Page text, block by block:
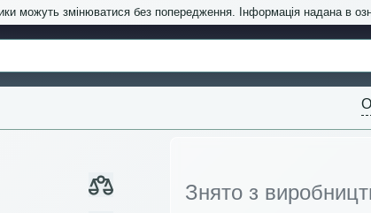
можуть змінюватися без попередження. Інформація надана в
Знято з